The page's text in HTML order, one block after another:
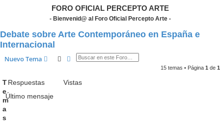
FORO OFICIAL PERCEPTO ARTE
- Bienvenid@ al Foro Oficial Percepto Arte -
Debate sobre Arte Contemporáneo en España e
Internacional
Nuevo Tema BuscarBúsqueda avanzada
15 temas • Página 1 de 1
T
e
m
a
s
Respuestas
Vistas
Último mensaje